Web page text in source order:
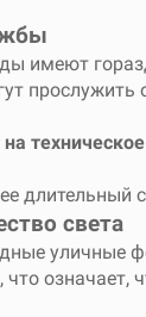
имеют
прослужить
длительный
света
уличные
что